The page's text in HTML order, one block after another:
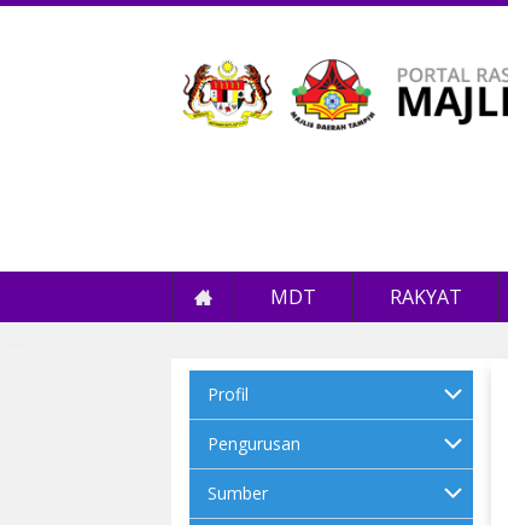
MDT RAKYAT
Profil
Pengurusan
Sumber